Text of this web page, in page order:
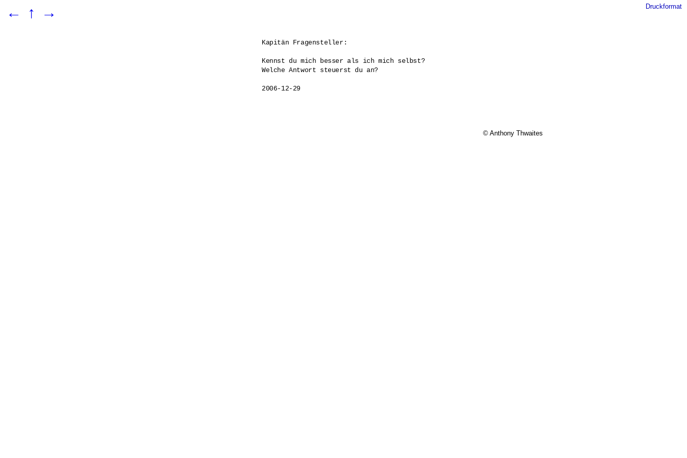
← ↑ → Druckformat
Kapitän Fragensteller:
Kennst du mich besser als ich mich selbst?
Welche Antwort steuerst du an?
© Anthony Thwaites